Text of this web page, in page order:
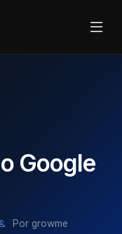
Google
Por growme